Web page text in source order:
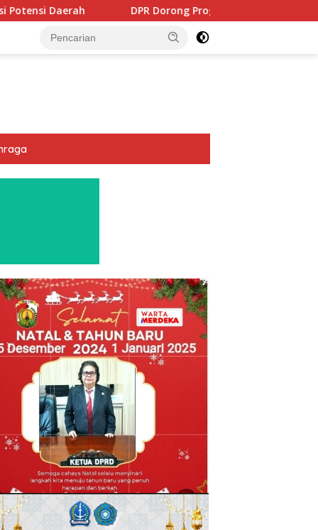
DPR Dorong Program PTSL dan Percepatan Sertifikasi Tanah